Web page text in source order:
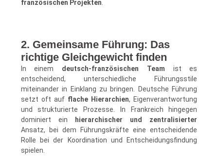
französischen Projekten
2. Gemeinsame Führung: Das
richtige Gleichgewicht finden
In einem deutsch-französischen Team ist es
entscheidend, unterschiedliche Führungsstile
miteinander in Einklang zu bringen. Deutsche Führung
setzt oft auf flache Hierarchien, Eigenverantwortung
und strukturierte Prozesse. In Frankreich hingegen
dominiert ein
hierarchischer und zentralisierter
Ansatz, bei dem Führungskräfte eine entscheidende
Rolle bei der Koordination und Entscheidungsfindung
spielen.